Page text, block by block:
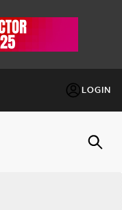
LOGIN
FACTOR